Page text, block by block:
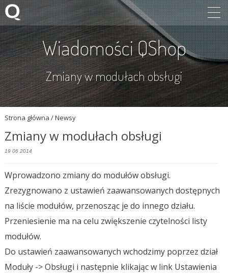
Wiadomości QShop
Zmiany w modułach obsługi
Strona główna / Newsy
Zmiany w modułach obsługi
19 06 2014
Wprowadzono zmiany do modułów obsługi.
Zrezygnowano z ustawień zaawansowanych dostępnych
na liście modułów, przenosząc je do innego działu.
Przeniesienie ma na celu zwiększenie czytelności listy
modułów.
Do ustawień zaawansowanych wchodzimy poprzez dział
Moduły -> Obsługi i następnie klikając w link Ustawienia